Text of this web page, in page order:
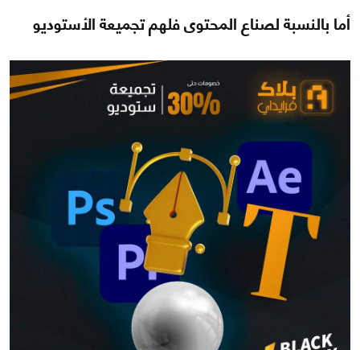
أما بالنسبة لصناع المحتوى فلهم تجميعة الأستوديو